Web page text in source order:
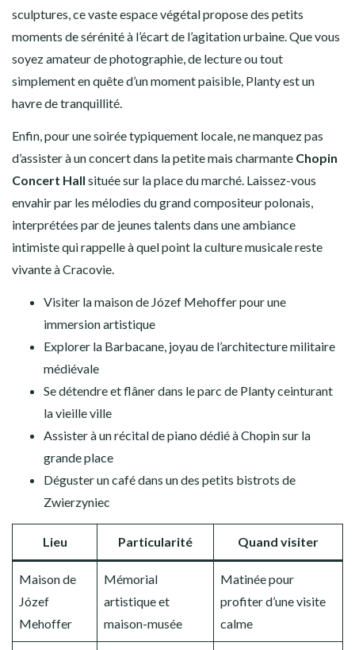
sculptures, ce vaste espace végétal propose des petits
moments de sérénité à l’écart de l’agitation urbaine. Que vous
soyez amateur de photographie, de lecture ou tout
simplement en quête d’un moment paisible, Planty est un
havre de tranquillité.
Enfin, pour une soirée typiquement locale, ne manquez pas
d’assister à un concert dans la petite mais charmante Chopin
Concert Hall située sur la place du marché. Laissez-vous
envahir par les mélodies du grand compositeur polonais,
interprétées par de jeunes talents dans une ambiance
intimiste qui rappelle à quel point la culture musicale reste
vivante à Cracovie.
Visiter la maison de Józef Mehoffer pour une
immersion artistique
Explorer la Barbacane, joyau de l’architecture militaire
médiévale
Se détendre et flâner dans le parc de Planty ceinturant
la vieille ville
Assister à un récital de piano dédié à Chopin sur la
grande place
Déguster un café dans un des petits bistrots de
Zwierzyniec
Lieu Particularité Quand visiter
Maison de
Józef
Mehoffer
Mémorial
artistique et
maison-musée
Matinée pour
profiter d’une visite
calme